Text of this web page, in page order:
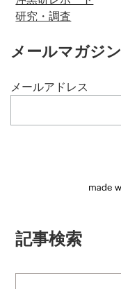
研究・調査
メールマガジン
メールアドレス
記事検索